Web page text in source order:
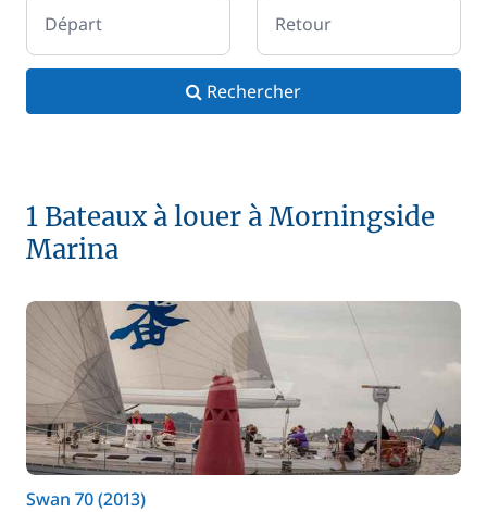
Départ Retour
Rechercher
1 Bateaux à louer à Morningside
Marina
Swan 70 (2013)